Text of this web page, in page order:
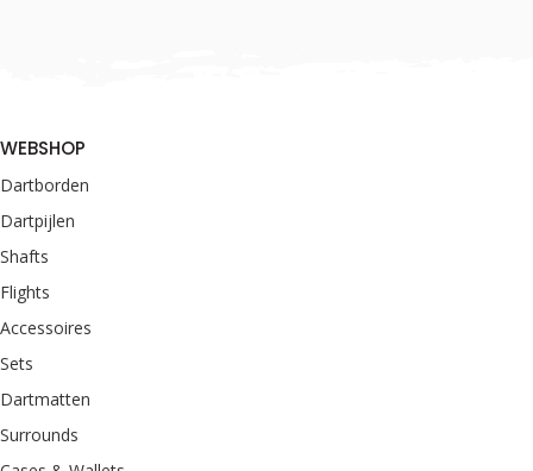
WEBSHOP
Dartborden
Dartpijlen
Shafts
Flights
Accessoires
Sets
Dartmatten
Surrounds